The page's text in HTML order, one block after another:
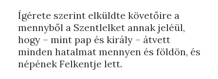
Ígérete szerint elküldte követőire a
mennyből a Szentlelket annak jeléül,
hogy – mint pap és király – átvett
minden hatalmat mennyen és földön, és
népének Felkentje lett.